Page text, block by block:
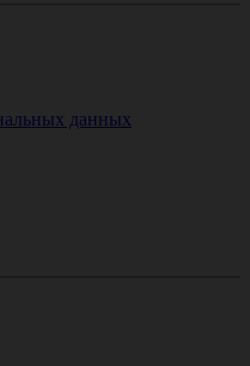
данных